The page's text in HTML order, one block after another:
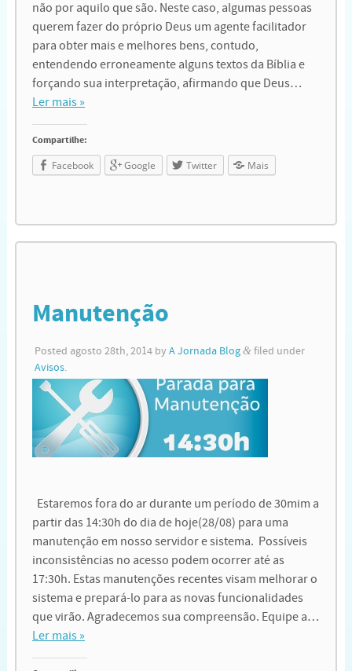
não por aquilo que são. Neste caso, algumas pessoas
querem fazer do próprio Deus um agente facilitador
para obter mais e melhores bens, contudo,
entendendo erroneamente alguns textos da Bíblia e
forçando sua interpretação, afirmando que Deus…
Ler mais »
Compartilhe:
Facebook Google Twitter Mais
Manutenção
Posted agosto 28th, 2014by A Jornada Blog &filed under
Avisos.
Estaremos fora do ar durante um período de 30mim a
partir das 14:30h do dia de hoje(28/08) para uma
manutenção em nosso servidor e sistema. Possíveis
inconsistências no acesso podem ocorrer até as
17:30h. Estas manutenções recentes visam melhorar o
sistema e prepará-lo para as novas funcionalidades
que virão. Agradecemos sua compreensão. Equipe a…
Ler mais »